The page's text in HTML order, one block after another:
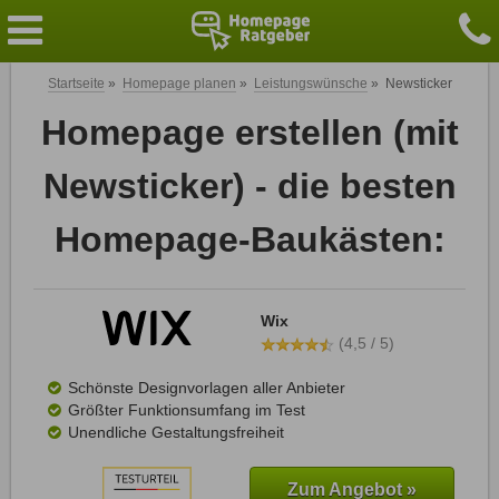
Startseite » Homepage planen » Leistungswünsche » Newsticker
Homepage erstellen (mit
Newsticker) - die besten
Homepage-Baukästen:
Wix
(4,5 / 5)
Schönste Designvorlagen aller Anbieter
Größter Funktionsumfang im Test
Unendliche Gestaltungsfreiheit
Zum Angebot »